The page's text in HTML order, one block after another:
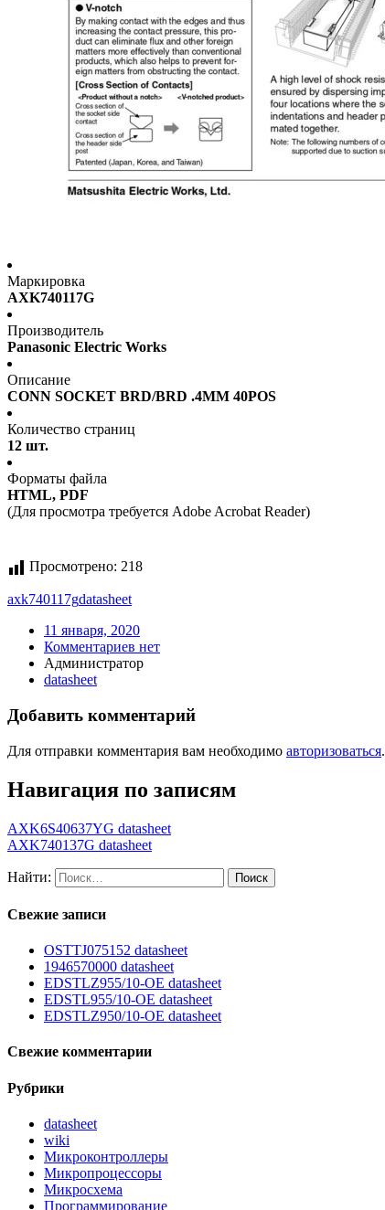
Маркировка
AXK740117G
Производитель
Panasonic Electric Works
Описание
CONN SOCKET BRD/BRD .4MM 40POS
Количество страниц
12 шт.
Форматы файла
HTML, PDF
(Для просмотра требуется Adobe Acrobat Reader)
Просмотрено: 218
axk740117gdatasheet
11 января, 2020
Комментариев нет
Администратор
datasheet
Добавить комментарий
Для отправки комментария вам необходимо авторизоваться.
Навигация по записям
AXK6S40637YG datasheet
AXK740137G datasheet
Найти:
Свежие записи
OSTTJ075152 datasheet
1946570000 datasheet
EDSTLZ955/10-OE datasheet
EDSTL955/10-OE datasheet
EDSTLZ950/10-OE datasheet
Свежие комментарии
Рубрики
datasheet
wiki
Микроконтроллеры
Микропроцессоры
Микросхема
Программирование